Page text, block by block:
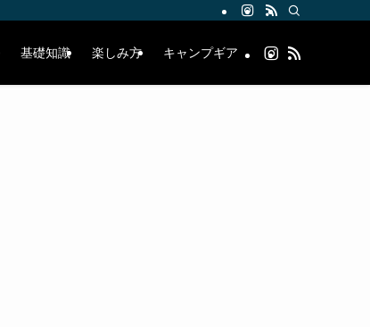
基礎知識 楽しみ方 キャンプギア